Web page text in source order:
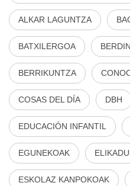
ALKAR LAGUNTZA
BATXILERGOA
BERRIKUNTZA
COSAS DEL DÍA DBH
EDUCACIÓN INFANTIL
EGUNEKOAK
ESKOLAZ KANPOKOAK